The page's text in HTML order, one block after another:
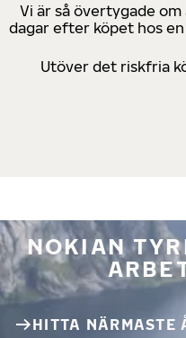
Vi är så övertygade
dagar efter köpet hos
Utöver det riskfria
NOKIAN
HITTA NÄRMASTE